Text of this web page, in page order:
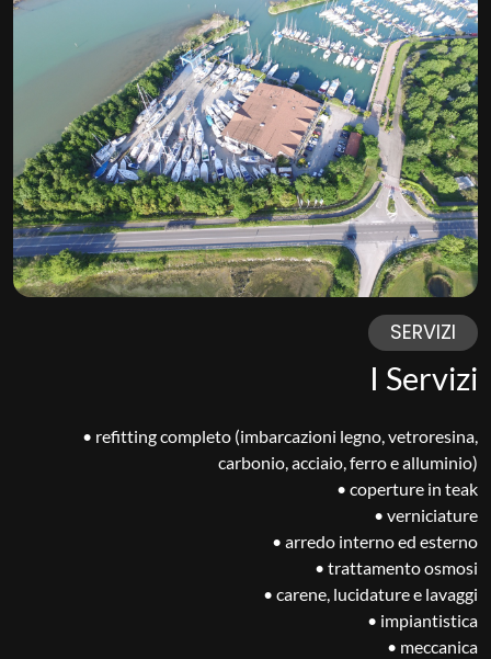
SERVIZI
I Servizi
• refitting completo (imbarcazioni legno, vetroresina,
carbonio, acciaio, ferro e alluminio)
• coperture in teak
• verniciature
• arredo interno ed esterno
• trattamento osmosi
• carene, lucidature e lavaggi
• impiantistica
• meccanica